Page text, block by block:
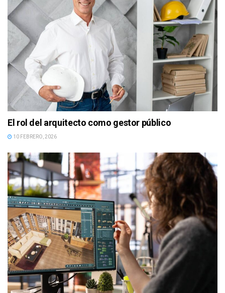
El rol del arquitecto como gestor público
10 FEBRERO, 2026